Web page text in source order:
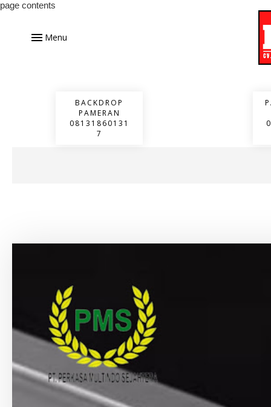
page contents
Menu
BACKDROP
PAMERAN
08131860131
7